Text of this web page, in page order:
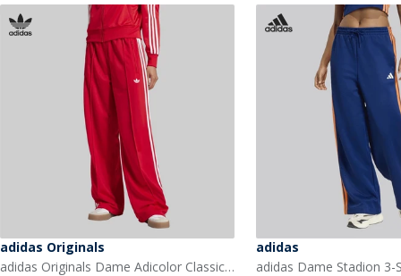
adidas Originals
adidas Originals Dame Adicolor Classic Firebird Løstsiddende træningsbukser Better Scarlet/Hvid
adidas